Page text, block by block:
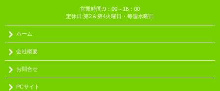
営業時間:9：00～18：00
定休日:第2＆第4火曜日・毎週水曜日
ホーム
会社概要
お問合せ
PCサイト